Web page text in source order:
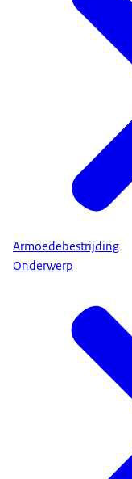
Armoedebestrijding
Onderwerp